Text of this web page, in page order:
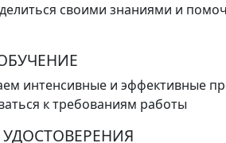
своими знаниями и
интенсивные и эффективные
к требованиям работы